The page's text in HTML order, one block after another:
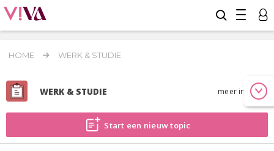
HOME WERK & STUDIE
WERK & STUDIE meer info
Start een nieuw topic